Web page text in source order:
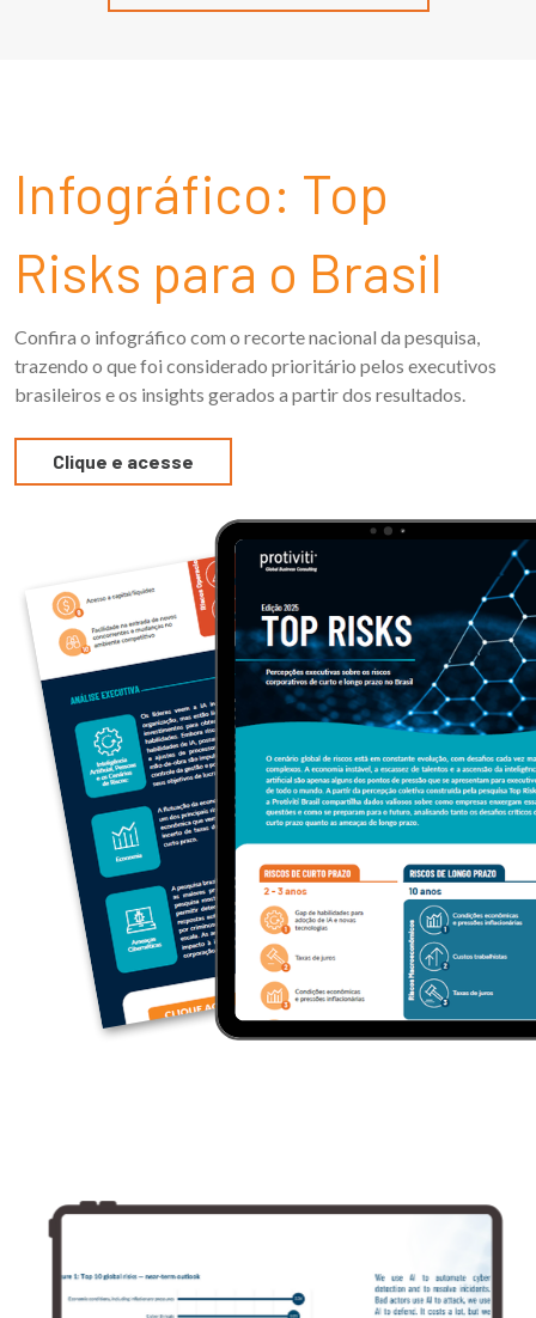
Infográfico: Top
Risks para o Brasil
Confira o infográfico com o recorte nacional da pesquisa,
trazendo o que foi considerado prioritário pelos executivos
brasileiros e os insights gerados a partir dos resultados.
Clique e acesse